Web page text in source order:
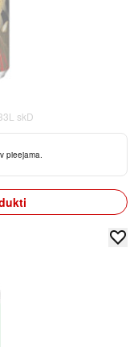
skD
pieejama.